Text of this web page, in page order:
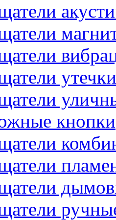
утечки
кнопки